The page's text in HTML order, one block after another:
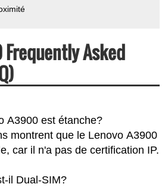
Asked
A3900 est étanche?
montrent que le Lenovo A3900
car il n'a pas de certification IP.
il Dual-SIM?